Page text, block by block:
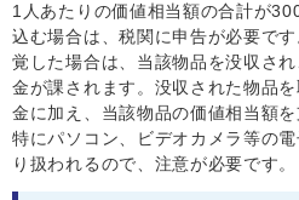
1人あたりの価値相当額の合計が
込む場合は、税関に申告が必要で
覚した場合は、当該物品を没収さ
金が課されます。没収された物品
金に加え、当該物品の価値相当額
特にパソコン、ビデオカメラ等の
り扱われるので、注意が必要です。